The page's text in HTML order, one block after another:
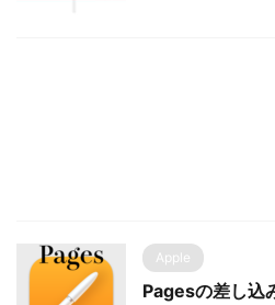
Apple
Pagesの差し込